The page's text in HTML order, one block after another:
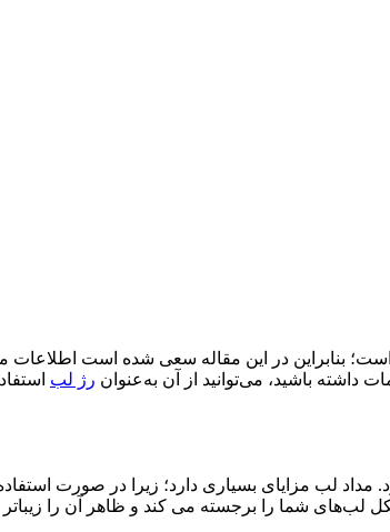
بنابراین در این مقاله سعی شده است اطلاعات
داشته باشید، می‌توانید از آن به‌عنوان رژ لب
لب مزایای بسیاری دارد؛ زیرا در صورت
شما را برجسته می کند و ظاهر آن را زیباتر